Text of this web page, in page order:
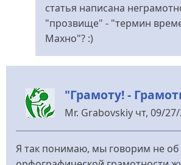
статья написана
"прозвище" - "термин
Махно"? :)
"Грамоту! -
Mr. Grabovskiy чт, 09/
Я так понимаю, мы говорим не об